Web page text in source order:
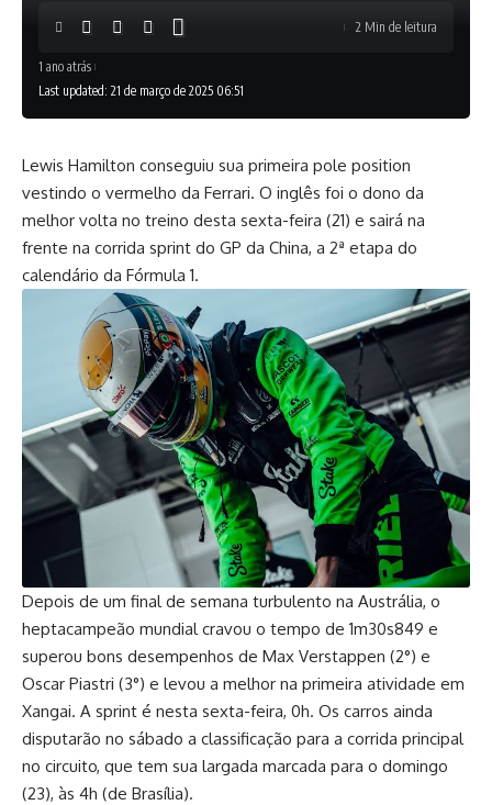
Last updated: 21 de março de 2025 06:51
1 ano atrás
2 Min de leitura
Lewis Hamilton conseguiu sua primeira pole position
vestindo o vermelho da Ferrari. O inglês foi o dono da
melhor volta no treino desta sexta-feira (21) e sairá na
frente na corrida sprint do GP da China, a 2ª etapa do
calendário da Fórmula 1.
Depois de um final de semana turbulento na Austrália, o
heptacampeão mundial cravou o tempo de 1m30s849 e
superou bons desempenhos de Max Verstappen (2°) e
Oscar Piastri (3°) e levou a melhor na primeira atividade em
Xangai. A sprint é nesta sexta-feira, 0h. Os carros ainda
disputarão no sábado a classificação para a corrida principal
no circuito, que tem sua largada marcada para o domingo
(23), às 4h (de Brasília).